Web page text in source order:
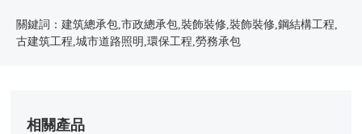
關鍵詞：建筑總承包,市政總承包,裝飾裝修,裝飾裝修,鋼結構工程,
古建筑工程,城市道路照明,環保工程,勞務承包
相關產品